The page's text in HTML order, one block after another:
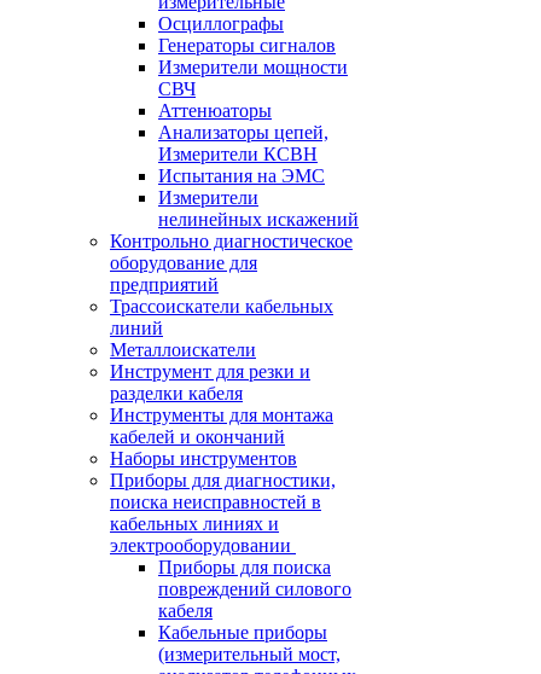
Осциллографы
Генераторы сигналов
Измерители мощности
СВЧ
Аттенюаторы
Анализаторы цепей,
Измерители КСВН
Испытания на ЭМС
Измерители
нелинейных искажений
Контрольно диагностическое
оборудование для
предприятий
Трассоискатели кабельных
линий
Металлоискатели
Инструмент для резки и
разделки кабеля
Инструменты для монтажа
кабелей и окончаний
Наборы инструментов
Приборы для диагностики,
поиска неисправностей в
кабельных линиях и
электрооборудовании
Приборы для поиска
повреждений силового
кабеля
Кабельные приборы
(измерительный мост,